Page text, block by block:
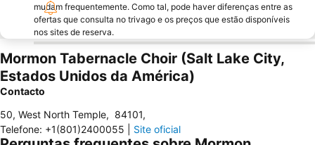
mudam frequentemente. Como tal, pode haver diferenças entre as
ofertas que consulta no trivago e os preços que estão disponíveis
nos sites de reserva.
Mormon Tabernacle Choir (Salt Lake City,
Estados Unidos da América)
Contacto
50, West North Temple, 84101,
Telefone: +1(801)2400055 Site oficial